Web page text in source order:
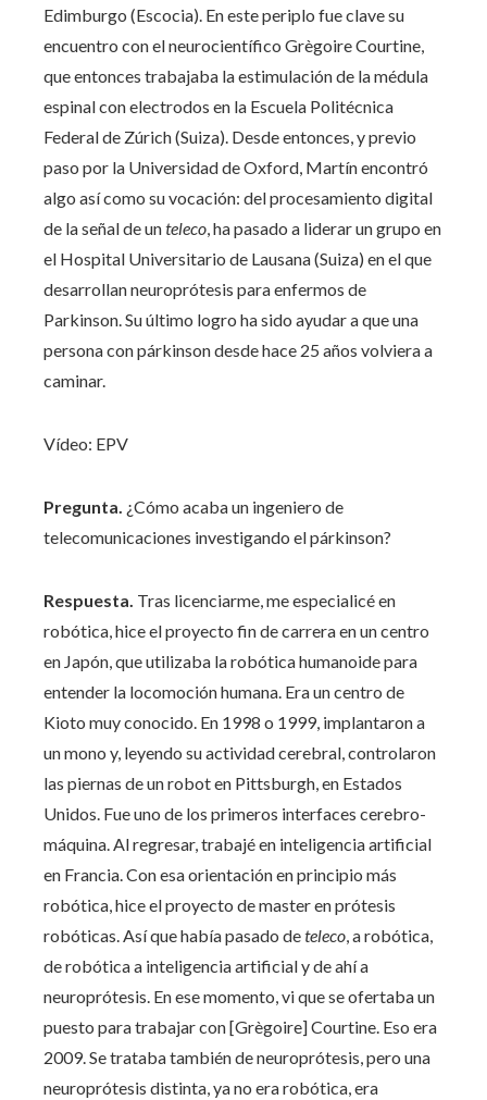
Edimburgo (Escocia). En este periplo fue clave su
encuentro con el neurocientífico Grègoire Courtine,
que entonces trabajaba la estimulación de la médula
espinal con electrodos en la Escuela Politécnica
Federal de Zúrich (Suiza). Desde entonces, y previo
paso por la Universidad de Oxford, Martín encontró
algo así como su vocación: del procesamiento digital
de la señal de unteleco, ha pasado a liderar un grupo en
el Hospital Universitario de Lausana (Suiza) en el que
desarrollan neuroprótesis para enfermos de
Parkinson. Su último logro ha sido ayudar a que una
persona con párkinson desde hace 25 años volviera a
caminar.
Vídeo: EPV
Pregunta. ¿Cómo acaba un ingeniero de
telecomunicaciones investigando el párkinson?
Respuesta. Tras licenciarme, me especialicé en
robótica, hice el proyecto fin de carrera en un centro
en Japón, que utilizaba la robótica humanoide para
entender la locomoción humana. Era un centro de
Kioto muy conocido. En 1998 o 1999, implantaron a
un mono y, leyendo su actividad cerebral, controlaron
las piernas de un robot en Pittsburgh, en Estados
Unidos. Fue uno de los primeros interfaces cerebro-
máquina. Al regresar, trabajé en inteligencia artificial
en Francia. Con esa orientación en principio más
robótica, hice el proyecto de master en prótesis
robóticas. Así que había pasado deteleco, a robótica,
de robótica a inteligencia artificial y de ahí a
neuroprótesis. En ese momento, vi que se ofertaba un
puesto para trabajar con [Grègoire] Courtine. Eso era
2009. Se trataba también de neuroprótesis, pero una
neuroprótesis distinta, ya no era robótica, era